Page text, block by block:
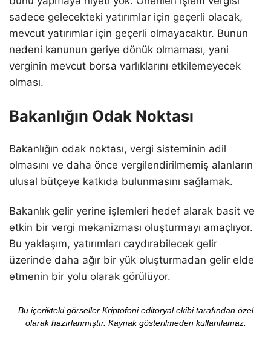
sadece gelecekteki yatırımlar için geçerli olacak,
mevcut yatırımlar için geçerli olmayacaktır. Bunun
nedeni kanunun geriye dönük olmaması, yani
verginin mevcut borsa varlıklarını etkilemeyecek
olması.
Bakanlığın Odak Noktası
Bakanlığın odak noktası, vergi sisteminin adil
olmasını ve daha önce vergilendirilmemiş alanların
ulusal bütçeye katkıda bulunmasını sağlamak.
Bakanlık gelir yerine işlemleri hedef alarak basit ve
etkin bir vergi mekanizması oluşturmayı amaçlıyor.
Bu yaklaşım, yatırımları caydırabilecek gelir
üzerinde daha ağır bir yük oluşturmadan gelir elde
etmenin bir yolu olarak görülüyor.
Bu içerikteki görseller Kriptofoni editoryal ekibi tarafından özel
olarak hazırlanmıştır. Kaynak gösterilmeden kullanılamaz.